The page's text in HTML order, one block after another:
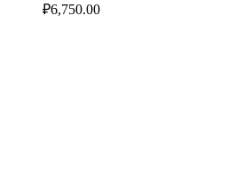
₽6,750.00